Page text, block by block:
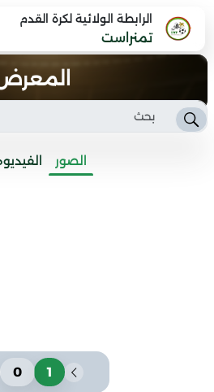
الرابطة الولائية لكرة القدم
تمنراست
الصور
1
0